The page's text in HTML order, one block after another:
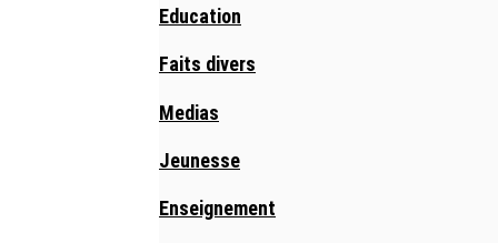
Education
Faits divers
Medias
Jeunesse
Enseignement